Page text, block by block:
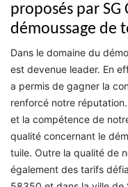
proposés par
démoussage de
Dans le domaine du
est devenue leader. En
a permis de gagner la
renforcé notre
et la compétence de
qualité concernant le
tuile. Outre la qualité de
également des tarifs